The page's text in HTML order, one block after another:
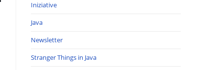
Iniziative
Java
Newsletter
Stranger Things in Java